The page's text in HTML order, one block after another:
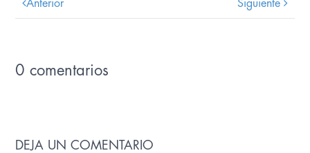
Anterior Siguiente
0 comentarios
DEJA UN COMENTARIO